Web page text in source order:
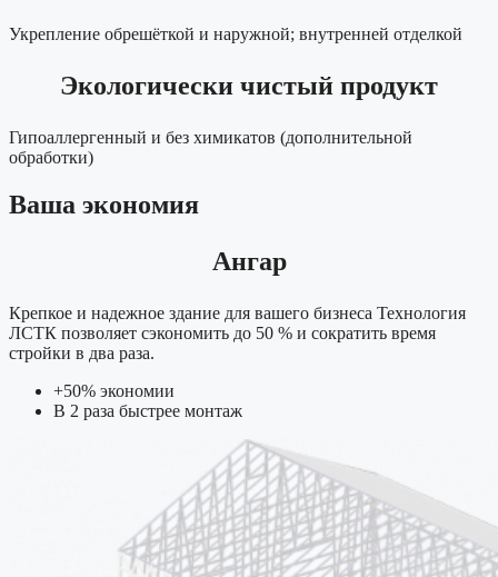
Укрепление обрешёткой и наружной; внутренней отделкой
Экологически чистый продукт
Гипоаллергенный и без химикатов (дополнительной
обработки)
Ваша экономия
Ангар
Крепкое и надежное здание для вашего бизнеса Технология
ЛСТК позволяет сэкономить до 50 % и сократить время
стройки в два раза.
+50% экономии
В 2 раза быстрее монтаж